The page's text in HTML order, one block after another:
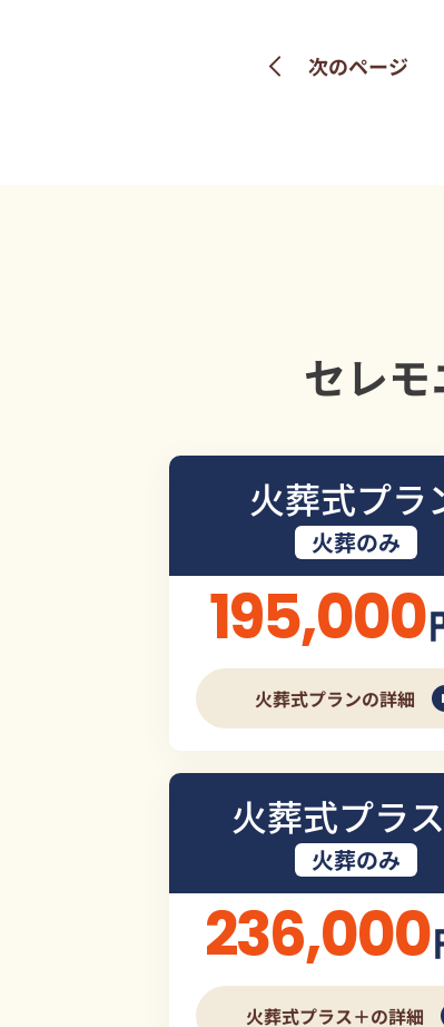
次のページ
セレ
火葬式プラ
火葬のみ
195,000
火葬式プランの詳細
火葬式プラ
火葬のみ
236,000
火葬式プラス＋の詳細